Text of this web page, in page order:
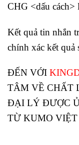
CHG <dấu cách>
Kết quả tin nhắn
chính xác kết quả
ĐẾN VỚI
TÂM VỀ CHẤT
ĐẠI LÝ ĐƯỢC
TỪ KUMO